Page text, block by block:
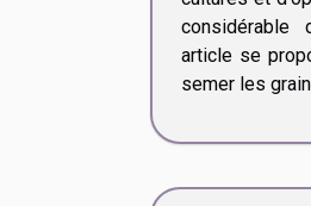
considérable
article se
semer les